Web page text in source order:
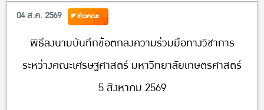
04 ส.ค. 2569
ข่าวคณะ
พิธีลงนามบันทึกข้อตกลงความร่วมมือทางวิชาการ
ระหว่างคณะเศรษฐศาสตร์ มหาวิทยาลัยเกษตรศาสตร์
5 สิงหาคม 2569